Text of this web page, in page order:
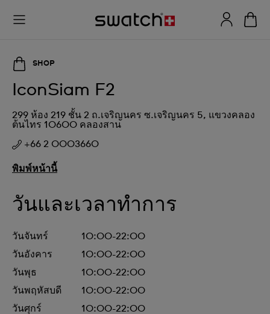
SHOP
IconSiam F2
299 ห้อง 219 ชั้น 2 ถ.เจริญนคร ซ.เจริญนคร 5, แขวงคลอง
ต้นไทร 10600 คลองสาน
+66 2 0003660
พิมพ์หน้านี้
วันและเวลาทำการ
วันจันทร์
10:00-22:00
วันอังคาร
10:00-22:00
วันพุธ
10:00-22:00
วันพฤหัสบดี
10:00-22:00
วันศุกร์
10:00-22:00